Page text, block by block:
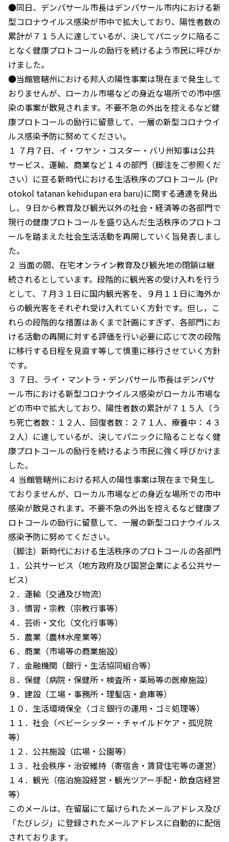
●同日、デンパサール市長はデンパサール市内における新
型コロナウイルス感染が市中で拡大しており、陽性者数の
累計が７１５人に達しているが、決してパニックに陥るこ
となく健康プロトコールの励行を続けるよう市民に呼びか
けました。
●当館管轄州における邦人の陽性事案は現在まで発生して
おりませんが、ローカル市場などの身近な場所での市中感
染の事案が散見されます。不要不急の外出を控えるなど健
康プロトコールの励行に留意して、一層の新型コロナウイ
ルス感染予防に努めてください。
１ ７月７日、イ・ワヤン・コスター・バリ州知事は公共
サービス、運輸、商業など１４の部門（脚注をご参照くだ
さい）に亘る新時代における生活秩序のプロトコール (Pr
otokol tatanan kehidupan era baru)に関する通達を発出
し、９日から教育及び観光以外の社会・経済等の各部門で
現行の健康プロトコールを盛り込んだ生活秩序のプロトコ
ールを踏まえた社会生活活動を再開していく旨発表しまし
た。
２ 当面の間、在宅オンライン教育及び観光地の閉鎖は継
続されるとしています。段階的に観光客の受け入れを行う
として、７月３１日に国内観光客を、９月１１日に海外か
らの観光客をそれぞれ受け入れていく方針です。但し，こ
れらの段階的な措置はあくまで計画にすぎず、各部門にお
ける活動の再開に対する評価を行い必要に応じて次の段階
に移行する日程を見直す等して慎重に移行させていく方針
です。
３ ７日、ライ・マントラ・デンパサール市長はデンパサ
ール市における新型コロナウイルス感染がローカル市場な
どの市中で拡大しており、陽性者数の累計が７１５人（う
ち死亡者数：１２人、回復者数：２７１人、療養中：４３
２人）に達しているが、決してパニックに陥ることなく健
康プロトコールの励行を続けるよう市民に強く呼びかけま
した。
４ 当館管轄州における邦人の陽性事案は現在まで発生し
ておりませんが、ローカル市場などの身近な場所での市中
感染が散見されます。不要不急の外出を控えるなど健康プ
ロトコールの励行に留意して、一層の新型コロナウイルス
感染予防に努めてください。
（脚注）新時代における生活秩序のプロトコールの各部門
１．公共サービス（地方政府及び国営企業による公共サー
ビス）
２．運輸（交通及び物流）
３．慣習・宗教（宗教行事等）
４．芸術・文化（文化行事等）
５．農業（農林水産業等）
６．商業（市場等の商業施設）
７．金融機関（銀行・生活協同組合等）
８．保健（病院・保健所・検査所・薬局等の医療施設）
９．建設（工場・事務所・理髪店・倉庫等）
１０．生活環境保全（ゴミ銀行の運用・ゴミ処理等）
１１．社会（ベビーシッター・チャイルドケア・孤児院
等）
１２．公共施設（広場・公園等）
１３．社会秩序・治安維持（寄宿舎・賃貸住宅等の運営）
１４．観光（宿泊施設経営・観光ツアー手配・飲食店経営
等）
このメールは、在留届にて届けられたメールアドレス及び
「たびレジ」に登録されたメールアドレスに自動的に配信
されております。